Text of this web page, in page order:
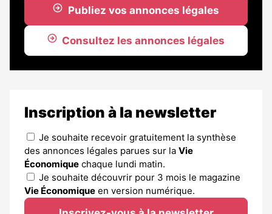
Publiez vos annonces légales
Consultez les annonces légales
Inscription à la newsletter
Je souhaite recevoir gratuitement la synthèse
des annonces légales parues sur la Vie
Économique chaque lundi matin.
Je souhaite découvrir pour 3 mois le magazine
Vie Économique en version numérique.